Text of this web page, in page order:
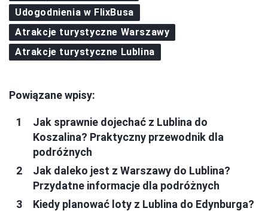
Udogodnienia w FlixBusa
Atrakcje turystyczne Warszawy
Atrakcje turystyczne Lublina
Powiązane wpisy:
Jak sprawnie dojechać z Lublina do
Koszalina? Praktyczny przewodnik dla
podróżnych
Jak daleko jest z Warszawy do Lublina?
Przydatne informacje dla podróżnych
Kiedy planować loty z Lublina do Edynburga?